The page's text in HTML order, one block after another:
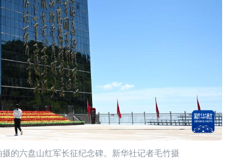
的六盘山红军长征纪念碑。新华社记者毛竹摄